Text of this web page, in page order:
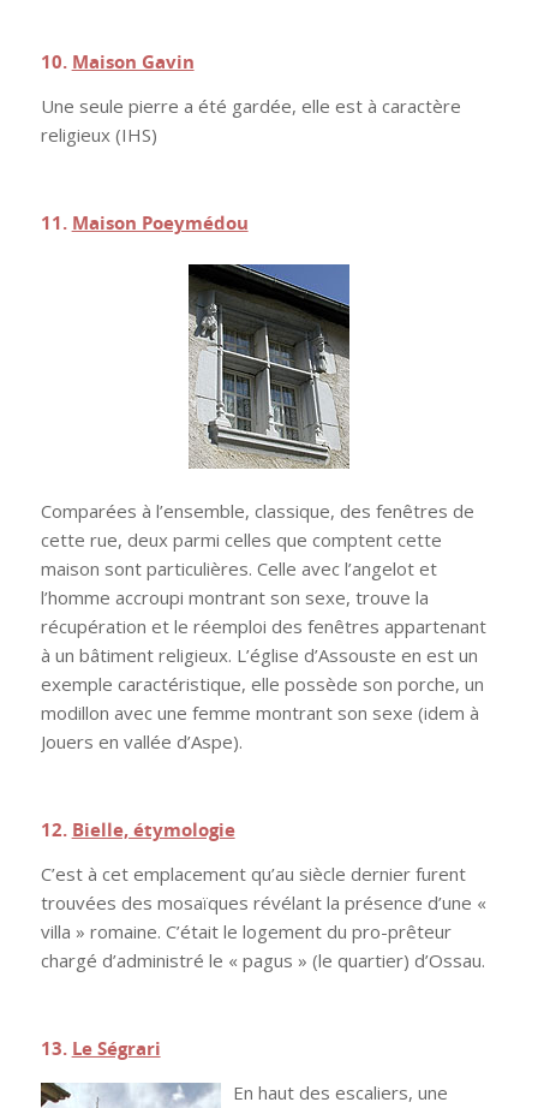
10. Maison Gavin
Une seule pierre a été gardée, elle est à caractère
religieux (IHS)
11. Maison Poeymédou
Comparées à l’ensemble, classique, des fenêtres de
cette rue, deux parmi celles que comptent cette
maison sont particulières. Celle avec l’angelot et
l’homme accroupi montrant son sexe, trouve la
récupération et le réemploi des fenêtres appartenant
à un bâtiment religieux. L’église d’Assouste en est un
exemple caractéristique, elle possède son porche, un
modillon avec une femme montrant son sexe (idem à
Jouers en vallée d’Aspe).
12. Bielle, étymologie
C’est à cet emplacement qu’au siècle dernier furent
trouvées des mosaïques révélant la présence d’une «
villa » romaine. C’était le logement du pro-prêteur
chargé d’administré le « pagus » (le quartier) d’Ossau.
13. Le Ségrari
En haut des escaliers, une